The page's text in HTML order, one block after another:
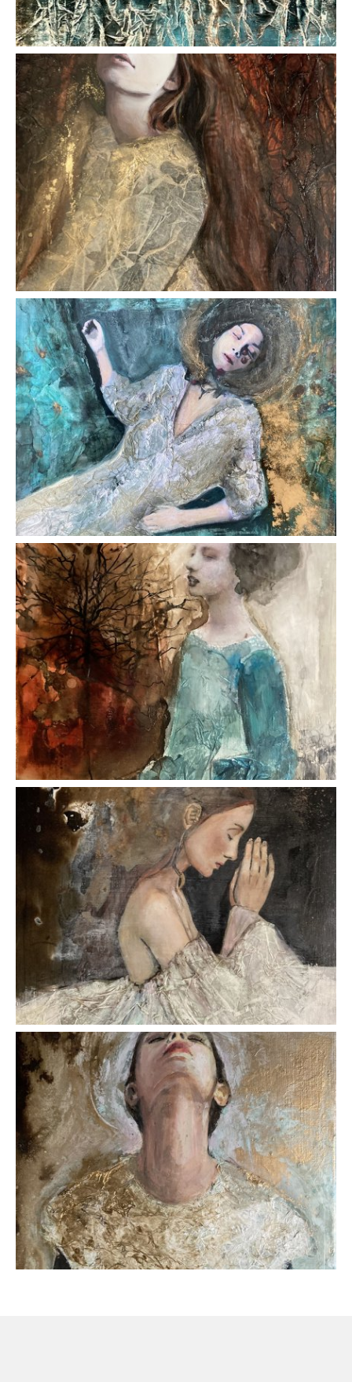
AFFICHER
AFFICHER
AFFICHER
AFFICHER
AFFICHER